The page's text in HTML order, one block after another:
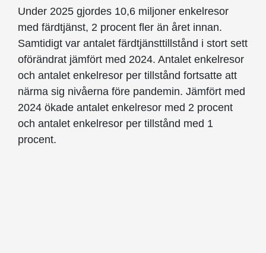
Under 2025 gjordes 10,6 miljoner enkelresor
med färdtjänst, 2 procent fler än året innan.
Samtidigt var antalet färdtjänsttillstånd i stort sett
oförändrat jämfört med 2024. Antalet enkelresor
och antalet enkelresor per tillstånd fortsatte att
närma sig nivåerna före pandemin. Jämfört med
2024 ökade antalet enkelresor med 2 procent
och antalet enkelresor per tillstånd med 1
procent.